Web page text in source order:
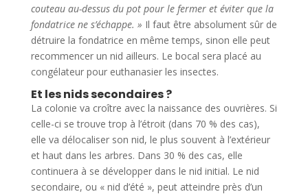
couteau au-dessus du pot pour le fermer et éviter que la
fondatrice ne s’échappe. » Il faut être absolument sûr de
détruire la fondatrice en même temps, sinon elle peut
recommencer un nid ailleurs. Le bocal sera placé au
congélateur pour euthanasier les insectes.
Et les nids secondaires ?
La colonie va croître avec la naissance des ouvrières. Si
celle-ci se trouve trop à l’étroit (dans 70 % des cas),
elle va délocaliser son nid, le plus souvent à l’extérieur
et haut dans les arbres. Dans 30 % des cas, elle
continuera à se développer dans le nid initial. Le nid
secondaire, ou « nid d’été », peut atteindre près d’un